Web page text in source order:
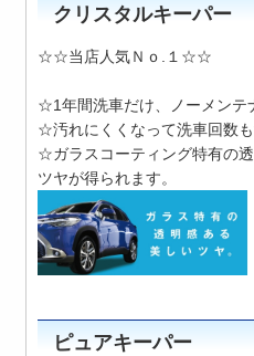
クリスタルキーパー
☆☆当店人気Ｎｏ.１☆☆
☆1年間洗車だけ、ノーメンテ
☆汚れにくくなって洗車回数も
☆ガラスコーティング特有の
ツヤが得られます。
ピュアキーパー